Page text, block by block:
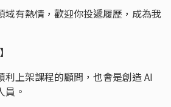
域有熱情，歡迎你投遞履歷，成為我
利上架課程的顧問，也會是創造 AI
員。